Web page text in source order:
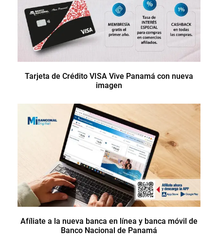
Tarjeta de Crédito VISA Vive Panamá con nueva
imagen
Afíliate a la nueva banca en línea y banca móvil de
Banco Nacional de Panamá